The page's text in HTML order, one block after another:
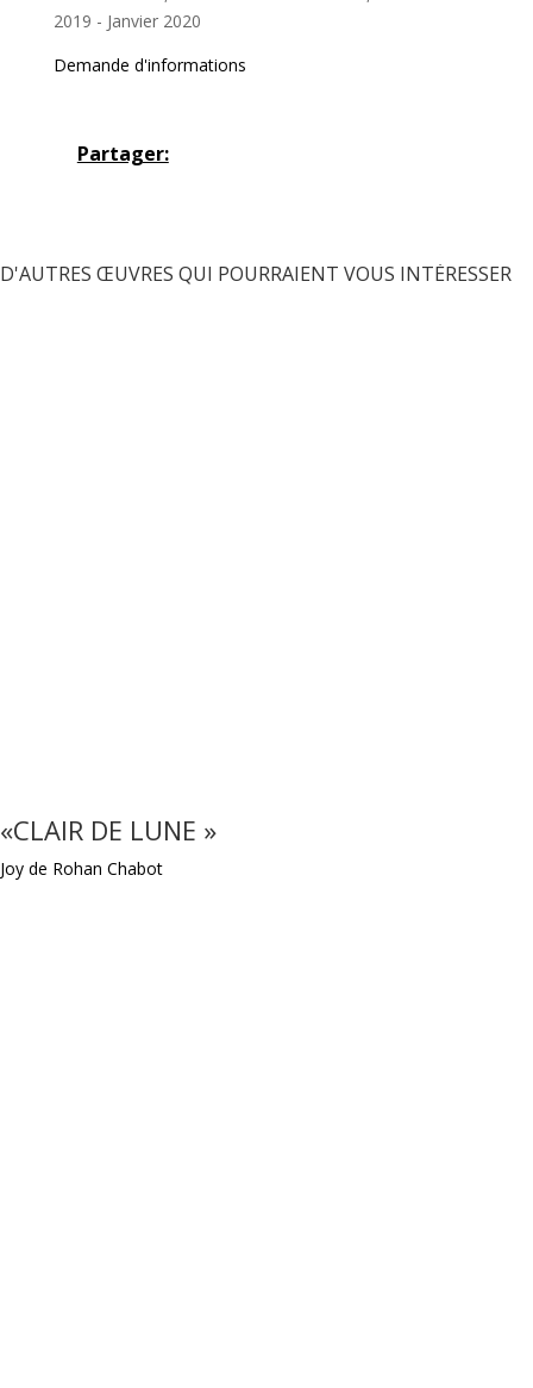
2019 - Janvier 2020
Demande d'informations
Partager:
D'AUTRES ŒUVRES QUI POURRAIENT VOUS INTÉRESSER
«CLAIR DE LUNE »
Joy de Rohan Chabot